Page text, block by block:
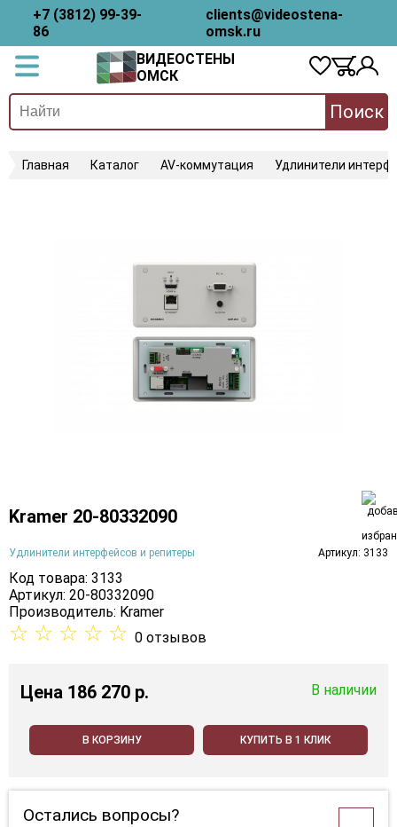
+7 (3812) 99-39-
86
clients@videostena-
omsk.ru
ВИДЕОСТЕНЫ
ОМСК
Поиск
Главная Каталог AV-коммутация Удлинители
Kramer 20-80332090
Удлинители интерфейсов и репитеры Артикул: 3133
Код товара: 3133
Артикул: 20-80332090
Производитель: Kramer
☆ ☆ ☆ ☆ ☆ 0 отзывов
Цена 186 270 p. В наличии
В КОРЗИНУ КУПИТЬ В 1 КЛИК
Остались вопросы?